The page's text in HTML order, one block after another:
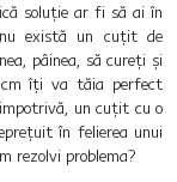
soluție ar fi să ai în
există un cuțit de
pâinea, să cureți și
cm îți va tăia perfect
un cuțit cu o
în felierea unui
rezolvi problema?